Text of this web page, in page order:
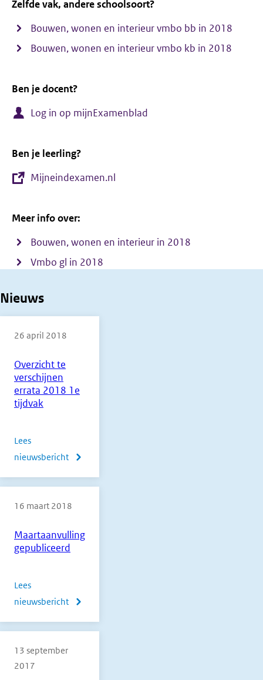
Zelfde vak, andere schoolsoort?
Bouwen, wonen en interieur vmbo bb in 2018
Bouwen, wonen en interieur vmbo kb in 2018
Ben je docent?
Log in op mijnExamenblad
Ben je leerling?
Mijneindexamen.nl
Meer info over:
Bouwen, wonen en interieur in 2018
Vmbo gl in 2018
Nieuws
Overzicht te
verschijnen
errata 2018 1e
tijdvak
26 april 2018
Lees
nieuwsbericht
over
te
verschijnen
2018
Maartaanvulling
gepubliceerd
16 maart 2018
Lees
nieuwsbericht
over
gepubliceerd
13 september
2017